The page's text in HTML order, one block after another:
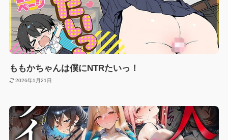
ももかちゃんは僕にNTRたいっ！
2026年1月21日